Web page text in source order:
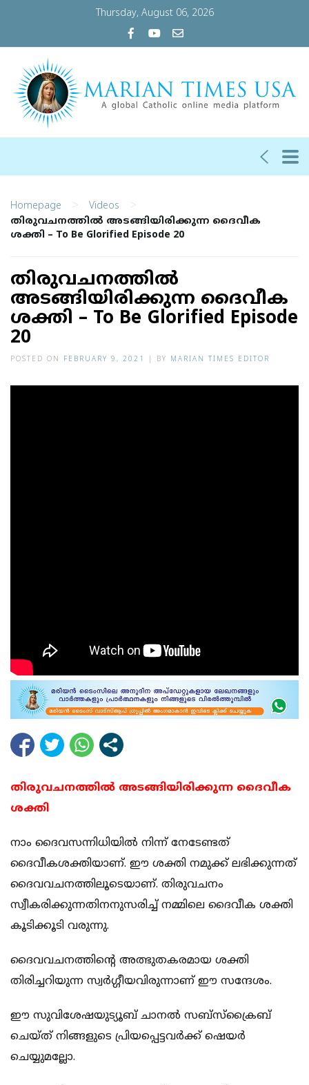
Thursday, August 06, 2026
Homepage > Videos >
തിരുവചനത്തില്‍ അടങ്ങിയിരിക്കുന്ന ദൈവീക
ശക്തി – To Be Glorified Episode 20
തിരുവചനത്തില്‍
അടങ്ങിയിരിക്കുന്ന ദൈവീക
ശക്തി – To Be Glorified Episode
20
POSTED ON FEBRUARY 9, 2021 BY MARIAN TIMES EDITOR
തിരുവചനത്തില്‍ അടങ്ങിയിരിക്കുന്ന ദൈവീക
ശക്തി
നാം ദൈവസന്നിധിയില്‍ നിന്ന് നേടേണ്ടത്
ദൈവീകശക്തിയാണ്. ഈ ശക്തി നമുക്ക് ലഭിക്കുന്നത്
ദൈവവചനത്തിലൂടെയാണ്. തിരുവചനം
സ്വീകരിക്കുന്നതിനനുസരിച്ച് നമ്മിലെ ദൈവീക ശക്തി
കൂടിക്കൂടി വരുന്നു.
ദൈവവചനത്തിന്റെ അത്ഭുതകരമായ ശക്തി
തിരിച്ചറിയുന്ന സ്വര്‍ഗ്ഗീയവിരുന്നാണ് ഈ സന്ദേശം.
ഈ സുവിശേഷയുട്യൂബ് ചാനല്‍ സബ്‌സ്‌ക്രൈബ്
ചെയ്ത്‌ നിങ്ങളുടെ പ്രിയപ്പെട്ടവര്‍ക്ക് ഷെയര്‍
ചെയ്യുമല്ലോ.